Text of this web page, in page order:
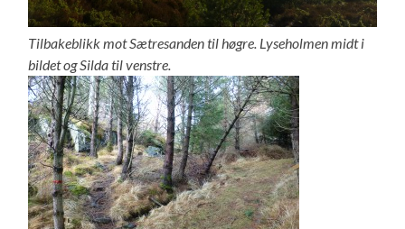
Tilbakeblikk mot Sætresanden til høgre. Lyseholmen midt i
bildet og Silda til venstre.